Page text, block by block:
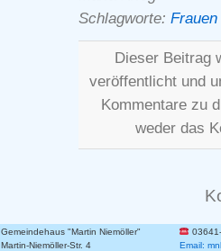
Schlagworte:
Dieser Beitrag
veröffentlicht und
Kommentare zu
weder das
Gemeindehaus "Martin Niemöller"
Martin-Niemöller-Str. 4
Email: